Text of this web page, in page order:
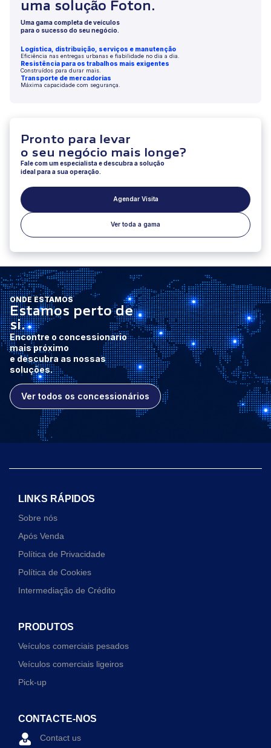
uma solução Foton.
Uma gama completa de veículos
para o sucesso do seu negócio.
Logística, distribuição, serviços e manutenção
Eficiência nas entregas urbanas e fiabilidade no dia a dia.
Resistência para os trabalhos mais exigentes
Construídos para durar mais.
Transporte de mercadorias
Máxima capacidade com segurança.
Pronto para levar
o seu negócio mais longe?
Fale com um especialista e descubra a solução
ideal para a sua operação.
Agendar Visita
Ver toda a gama
ONDE ESTAMOS
Estamos perto de
si.
Encontre o concessionario
mais próximo
e descubra as nossas
soluções.
Ver todos os concessionários
LINKS RÁPIDOS
Sobre nós
Após Venda
Política de Privacidade
Política de Cookies
Intermediação de Crédito
PRODUTOS
Veículos comerciais pesados
Veículos comerciais ligeiros
Pick-up
CONTACTE-NOS
Contact us